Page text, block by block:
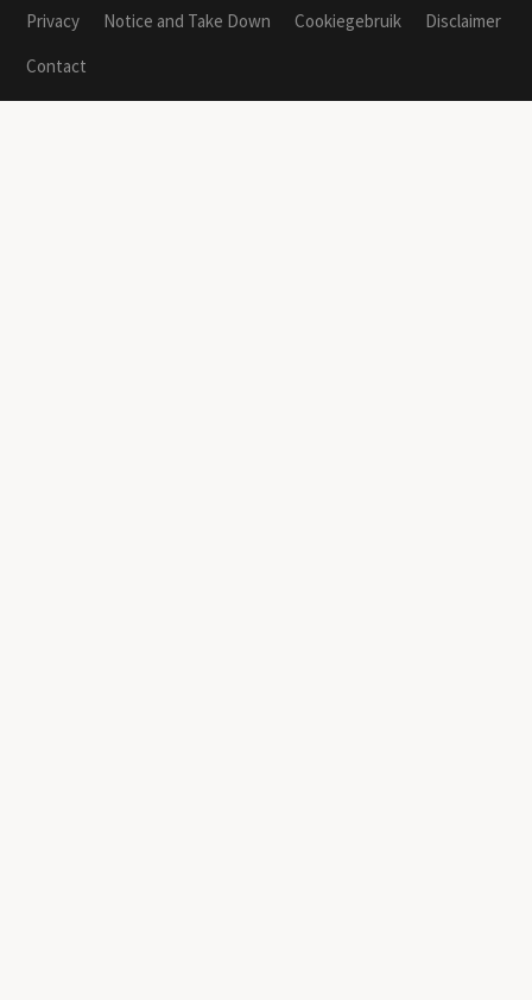
Privacy
Notice and Take Down Cookiegebruik
Disclaimer
Contact